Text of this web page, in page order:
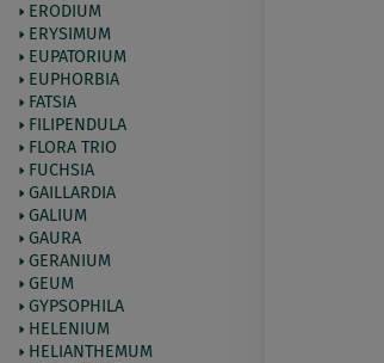
ERODIUM
ERYSIMUM
EUPATORIUM
EUPHORBIA
FATSIA
FILIPENDULA
FLORA TRIO
FUCHSIA
GAILLARDIA
GALIUM
GAURA
GERANIUM
GEUM
GYPSOPHILA
HELENIUM
HELIANTHEMUM